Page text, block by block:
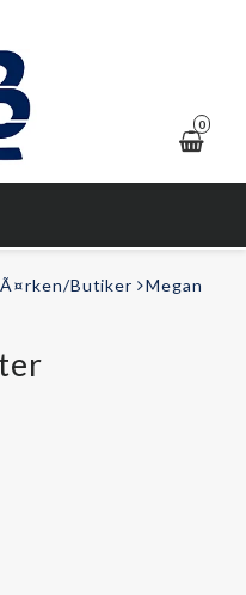
0
Butiker
Megan